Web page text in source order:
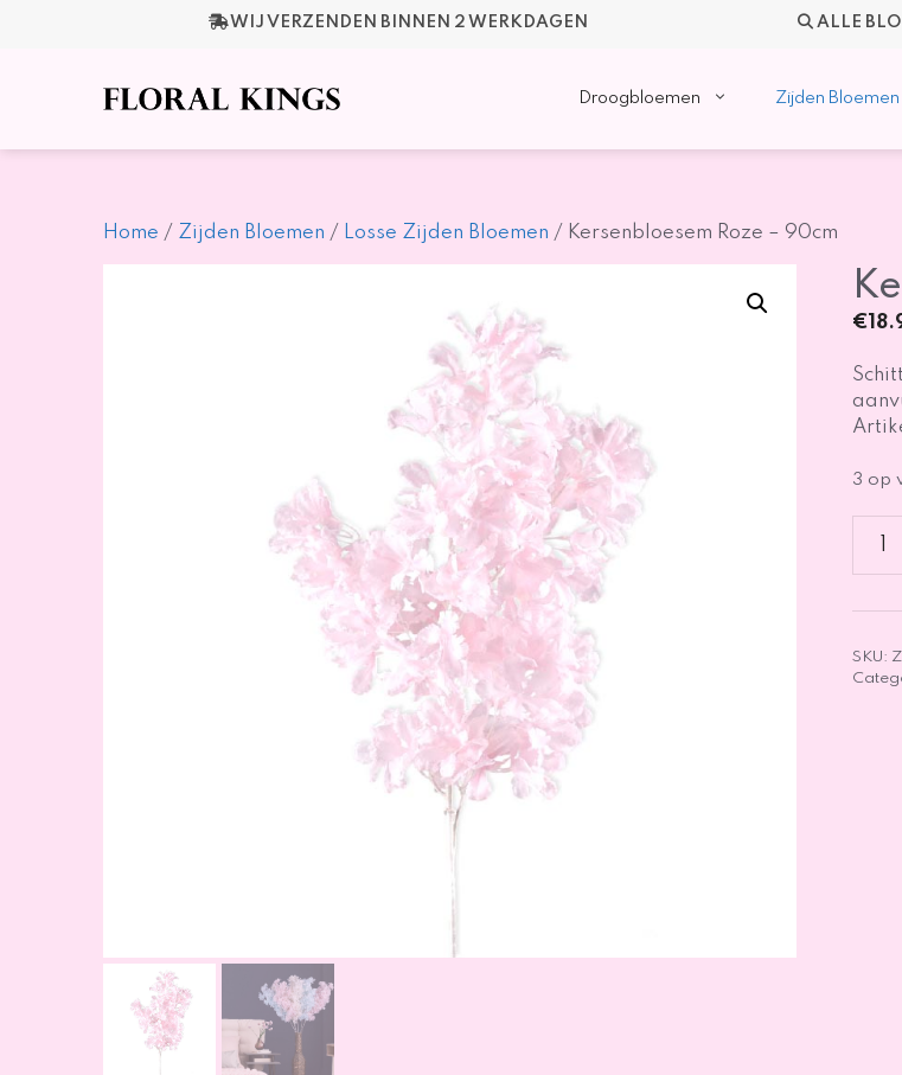
WIJ VERZENDEN BINNEN 2 WERKDAGEN ALLE
Droogbloemen Zijden Bloemen
Home / Zijden Bloemen / Losse Zijden Bloemen / Kersenbloesem Roze – 90cm
€
3 op
Roze
-
SKU: